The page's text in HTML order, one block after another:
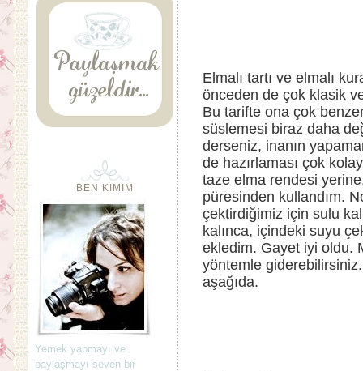
Elmalı tartı ve elmalı
önceden de çok klasik
Bu tarifte ona çok
süslemesi biraz daha
derseniz, inanın
de hazırlaması çok
taze elma rendesi
püresinden kullandım.
çektirdiğimiz için sulu
kalınca, içindeki suyu
ekledim. Gayet iyi oldu.
yöntemle giderebilirsiniz.
aşağıda.
BEN KIMIM
Yemek yapmayı ve
paylaşmayı seven bir